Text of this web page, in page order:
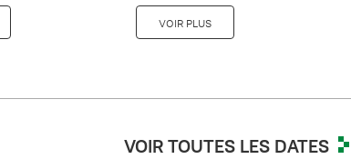
VOIR PLUS
VOIR TOUTES LES DATES